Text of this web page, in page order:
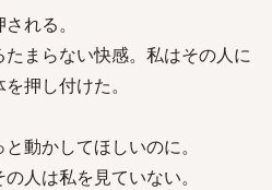
れる。
まらない快感。私はその人に
押し付けた。
動かしてほしいのに。
人は私を見ていない。